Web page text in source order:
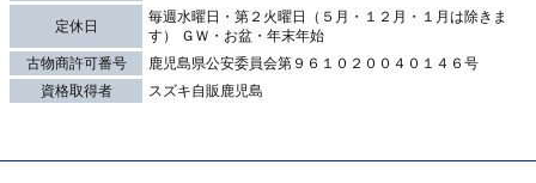
定休日
毎週水曜日・第２火曜日（５月・１２月・１月は除きま
す） ＧＷ・お盆・年末年始
古物商許可番号
鹿児島県公安委員会第９６１０２００４０１４６号
資格取得者
スズキ自販鹿児島